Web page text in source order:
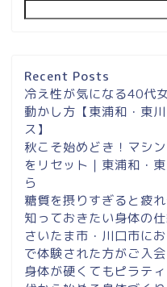
Recent Posts
冷え性が気になる40代
動かし方【東浦和・東
ス】
秋こそ始めどき！マシ
をリセット｜東浦和・
ら
糖質を摂りすぎると疲
知っておきたい身体の
さいたま市・川口市に
で体験された方がご入
身体が硬くてもピラテ
マシン